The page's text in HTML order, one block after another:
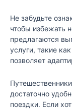
Не забудьте
чтобы избежать
предлагаются
услуги, такие
позволяет
достаточно
поездки. Если